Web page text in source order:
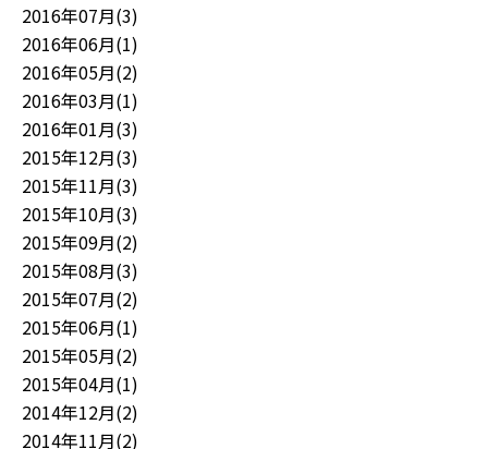
2016年07月(3)
2016年06月(1)
2016年05月(2)
2016年03月(1)
2016年01月(3)
2015年12月(3)
2015年11月(3)
2015年10月(3)
2015年09月(2)
2015年08月(3)
2015年07月(2)
2015年06月(1)
2015年05月(2)
2015年04月(1)
2014年12月(2)
2014年11月(2)